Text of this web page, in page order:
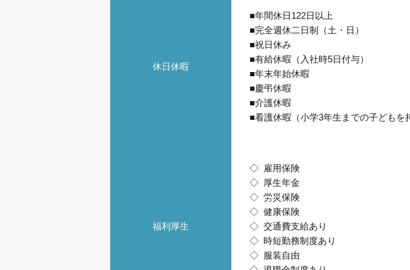
休日休暇
■年間休日122日以上
■完全週休二日制（土・日）
■祝日休み
■有給休暇（入社時5日付与）
■年末年始休暇
■慶弔休暇
■介護休暇
■看護休暇（小学3年生までの子どもを
福利厚生
◇ 雇用保険
◇ 厚生年金
◇ 労災保険
◇ 健康保険
◇ 交通費支給あり
◇ 時短勤務制度あり
◇ 服装自由